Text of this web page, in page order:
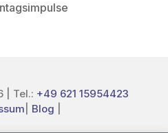
| Tel.: +49 621 15954423
Blog